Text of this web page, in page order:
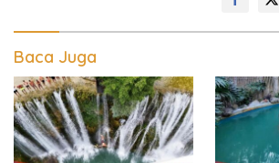
Baca Juga